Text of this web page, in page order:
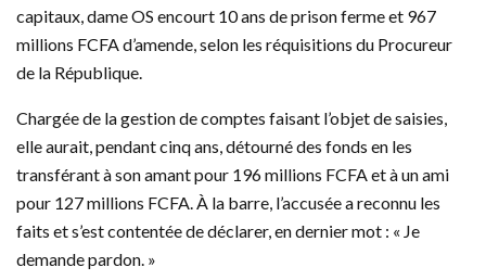
capitaux, dame OS encourt 10 ans de prison ferme et 967
millions FCFA d’amende, selon les réquisitions du Procureur
de la République.
Chargée de la gestion de comptes faisant l’objet de saisies,
elle aurait, pendant cinq ans, détourné des fonds en les
transférant à son amant pour 196 millions FCFA et à un ami
pour 127 millions FCFA. À la barre, l’accusée a reconnu les
faits et s’est contentée de déclarer, en dernier mot : « Je
demande pardon. »